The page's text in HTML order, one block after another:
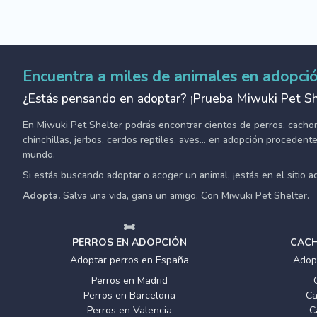
Encuentra a miles de animales en
¿Estás pensando en adoptar? ¡Prueba Miwuki Pet
En Miwuki Pet Shelter podrás encontrar cientos de perros,
chinchillas, jerbos, cerdos reptiles, aves... en adopción
mundo.
Si estás buscando adoptar o acoger un animal, ¡estás en el sitio
Adopta. Salva una vida, gana un amigo. Con Miwuki Pet Shelter.
PERROS EN ADOPCIÓN
Adoptar perros en España
Perros en Madrid
Perros en Barcelona
Perros en Valencia